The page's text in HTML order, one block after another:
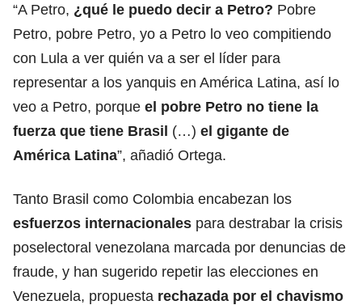
“A Petro, ¿qué le puedo decir a Petro? Pobre
Petro, pobre Petro, yo a Petro lo veo compitiendo
con Lula a ver quién va a ser el líder para
representar a los yanquis en América Latina, así lo
veo a Petro, porque el pobre Petro no tiene la
fuerza que tiene Brasil (…) el gigante de
América Latina”, añadió Ortega.
Tanto Brasil como Colombia encabezan los
esfuerzos internacionales para destrabar la crisis
poselectoral venezolana marcada por denuncias de
fraude, y han sugerido repetir las elecciones en
Venezuela, propuesta rechazada por el chavismo